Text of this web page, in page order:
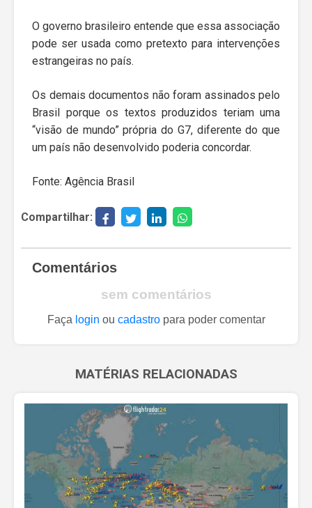
O governo brasileiro entende que essa associação
pode ser usada como pretexto para intervenções
estrangeiras no país.
Os demais documentos não foram assinados pelo
Brasil porque os textos produzidos teriam uma
“visão de mundo” própria do G7, diferente do que
um país não desenvolvido poderia concordar.
Fonte: Agência Brasil
Compartilhar:
Comentários
sem comentários
Faça login ou cadastropara poder comentar
MATÉRIAS RELACIONADAS